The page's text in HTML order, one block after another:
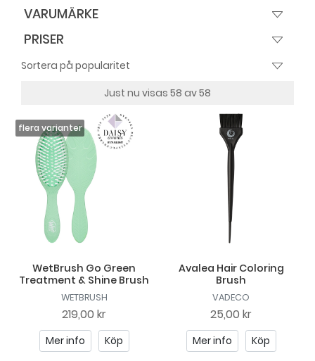
VARUMÄRKE
PRISER
Just nu visas 58 av 58
WetBrush Go Green
Treatment & Shine Brush
WETBRUSH
219,00 kr
Mer info Köp
Avalea Hair Coloring
Brush
VADECO
25,00 kr
Mer info Köp